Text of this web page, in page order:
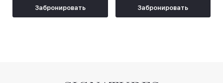
Забронировать Забронировать